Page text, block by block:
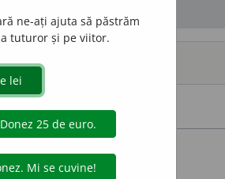
mare (din ceva).
ne-ați ajuta să păstrăm
tuturor și pe viitor.